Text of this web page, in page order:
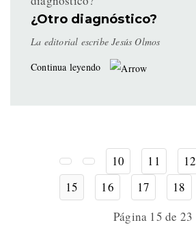
¿Otro diagnóstico?
La editorial escribe Jesús Olmos
Continua leyendo
10 11 12
15
16 17 18
Página 15 de 23